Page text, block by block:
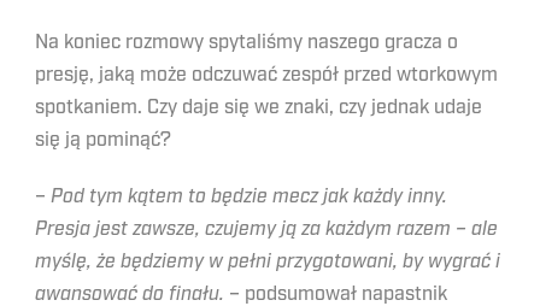
Na koniec rozmowy spytaliśmy naszego gracza o
presję, jaką może odczuwać zespół przed wtorkowym
spotkaniem. Czy daje się we znaki, czy jednak udaje
się ją pominąć?
– Pod tym kątem to będzie mecz jak każdy inny.
Presja jest zawsze, czujemy ją za każdym razem – ale
myślę, że będziemy w pełni przygotowani, by wygrać i
awansować do finału. – podsumował napastnik